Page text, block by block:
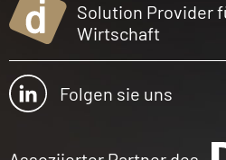
Solution Provider
Wirtschaft
Folgen sie uns